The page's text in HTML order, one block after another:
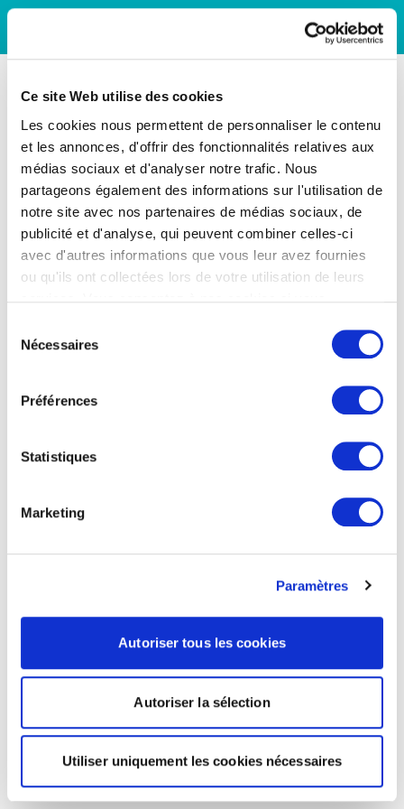
Ce site Web utilise des cookies
Les cookies nous permettent de personnaliser le contenu
et les annonces, d'offrir des fonctionnalités relatives aux
médias sociaux et d'analyser notre trafic. Nous
partageons également des informations sur l'utilisation de
notre site avec nos partenaires de médias sociaux, de
publicité et d'analyse, qui peuvent combiner celles-ci
avec d'autres informations que vous leur avez fournies
ou qu'ils ont collectées lors de votre utilisation de leurs
Nécessaires
Préférences
Statistiques
Marketing
Paramètres
Autoriser tous les cookies
Autoriser la sélection
Utiliser uniquement les cookies nécessaires